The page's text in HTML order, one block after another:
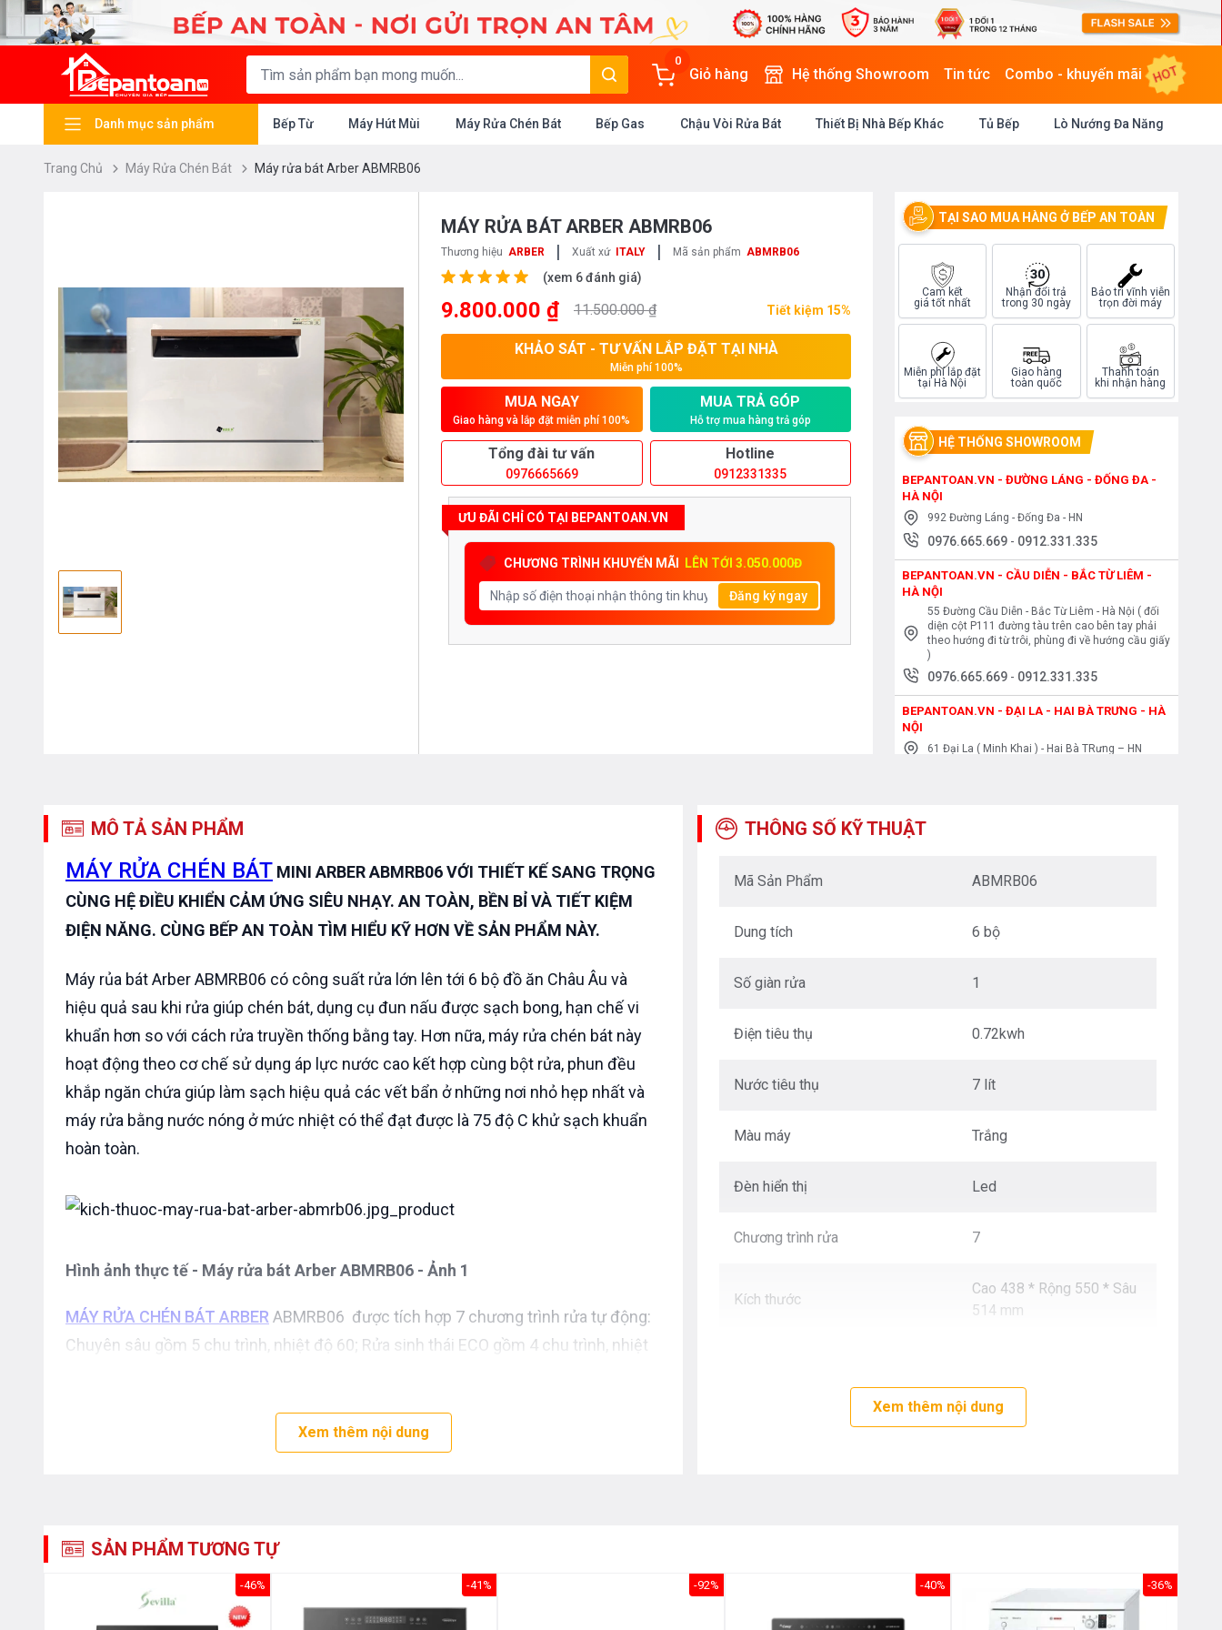
0
Giỏ hàng Hệ thống Showroom Tin tức Combo - khuyến mãi HOT
Danh mục sản phẩm Bếp Từ Máy Hút Mùi Máy Rửa Chén Bát Bếp Gas Chậu Vòi Rửa Bát Thiết Bị Nhà Bếp Khác Tủ Bếp Lò Nướng Đa Năng
Trang Chủ Máy Rửa Chén Bát Máy rửa bát Arber ABMRB06
MÁY RỬA BÁT ARBER ABMRB06
Thương hiệu ARBER | Xuất xứ ITALY | Mã sản phẩm ABMRB06
(xem 6 đánh giá)
9.800.000 ₫ 11.500.000 ₫ Tiết kiệm 15%
KHẢO SÁT - TƯ VẤN LẮP ĐẶT TẠI NHÀ
Miễn phí 100%
MUA NGAY
Giao hàng và lắp đặt miễn phí 100%
MUA TRẢ GÓP
Hỗ trợ mua hàng trả góp
Tổng đài tư vấn
0976665669
Hotline
0912331335
ƯU ĐÃI CHỈ CÓ TẠI BEPANTOAN.VN
CHƯƠNG TRÌNH KHUYẾN MÃI LÊN TỚI 3.050.000Đ
Đăng ký ngay
TẠI SAO MUA HÀNG Ở BẾP AN TOÀN
Cam kết
giá tốt nhất
Nhận đổi trả
trong 30 ngày
Bảo trì vĩnh viễn
trọn đời máy
Miễn phí lắp đặt
tại Hà Nội
Giao hàng
toàn quốc
Thanh toán
khi nhận hàng
HỆ THỐNG SHOWROOM
BEPANTOAN.VN - ĐƯỜNG LÁNG - ĐỐNG ĐA -
HÀ NỘI
992 Đường Láng - Đống Đa - HN
0976.665.669 - 0912.331.335
BEPANTOAN.VN - CẦU DIỄN - BẮC TỪ LIÊM -
HÀ NỘI
55 Đường Cầu Diễn - Bắc Từ Liêm - Hà Nội ( đối
diện cột P111 đường tàu trên cao bên tay phải
theo hướng đi từ trôi, phùng đi về hướng cầu giấy
)
0976.665.669 - 0912.331.335
BEPANTOAN.VN - ĐẠI LA - HAI BÀ TRƯNG - HÀ
NỘI
61 Đại La ( Minh Khai ) - Hai Bà TRưng – HN
XUÂN - HÀ NỘI
Căn 08 - TT1.4 Khu Dự Án Calyx Residence
0976.665.669
BIÊN - HÀ NỘI
BẾP AN TOÀN SÓC SƠN
MÔ TẢ SẢN PHẨM
MÁY RỬA CHÉN BÁT MINI ARBER ABMRB06 VỚI THIẾT KẾ SANG TRỌNG
CÙNG HỆ ĐIỀU KHIỂN CẢM ỨNG SIÊU NHẠY. AN TOÀN, BỀN BỈ VÀ TIẾT KIỆM
ĐIỆN NĂNG. CÙNG BẾP AN TOÀN TÌM HIỂU KỸ HƠN VỀ SẢN PHẨM NÀY.
Máy rủa bát Arber ABMRB06 có công suất rửa lớn lên tới 6 bộ đồ ăn Châu Âu và
hiệu quả sau khi rửa giúp chén bát, dụng cụ đun nấu được sạch bong, hạn chế vi
khuẩn hơn so với cách rửa truyền thống bằng tay. Hơn nữa, máy rửa chén bát này
hoạt động theo cơ chế sử dụng áp lực nước cao kết hợp cùng bột rửa, phun đều
khắp ngăn chứa giúp làm sạch hiệu quả các vết bẩn ở những nơi nhỏ hẹp nhất và
máy rửa bằng nước nóng ở mức nhiệt có thể đạt được là 75 độ C khử sạch khuẩn
hoàn toàn.
Hình ảnh thực tế - Máy rửa bát Arber ABMRB06 - Ảnh 1
MÁY RỬA CHÉN BÁT ARBER ABMRB06 được tích hợp 7 chương trình rửa tự động:
Chuyên sâu gồm 5 chu trình, nhiệt độ 60; Rửa sinh thái ECO gồm 4 chu trình, nhiệt
gồm 2 chu trình, nhiệt độ 40 và chương trình tráng qua trong vòng 15 phút.
Hình ảnh thực tế - Máy rửa bát Arber ABMRB06 - Ảnh 2
Bên cạnh đó, Máy rủa bát Arber ABMRB06 có chương trình rửa tiệt trùng và tráng
sấy ở nhiệt độ cao (70-75 độ C) giúp loại bỏ những loại vi khuẩn mà mắt thường
Xem thêm nội dung
THÔNG SỐ KỸ THUẬT
Mã Sản Phẩm ABMRB06
Dung tích 6 bộ
Số giàn rửa 1
Điện tiêu thụ 0.72kwh
Nước tiêu thụ 7 lít
Màu máy Trắng
Đèn hiển thị Led
Chương trình rửa 7
Kích thước
Cao 438 * Rộng 550 * Sâu
514 mm
Xem thêm nội dung
SẢN PHẨM TƯƠNG TỰ
-46% -41% -92% -40% -36%